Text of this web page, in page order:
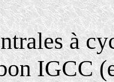
à
IGCC